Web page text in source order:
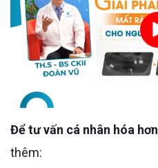
Để tư vấn cá nhân hóa hơn
thêm: